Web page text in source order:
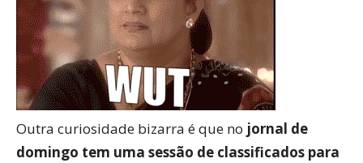
Outra curiosidade bizarra é que no jornal de
domingo tem uma sessão de classificados para